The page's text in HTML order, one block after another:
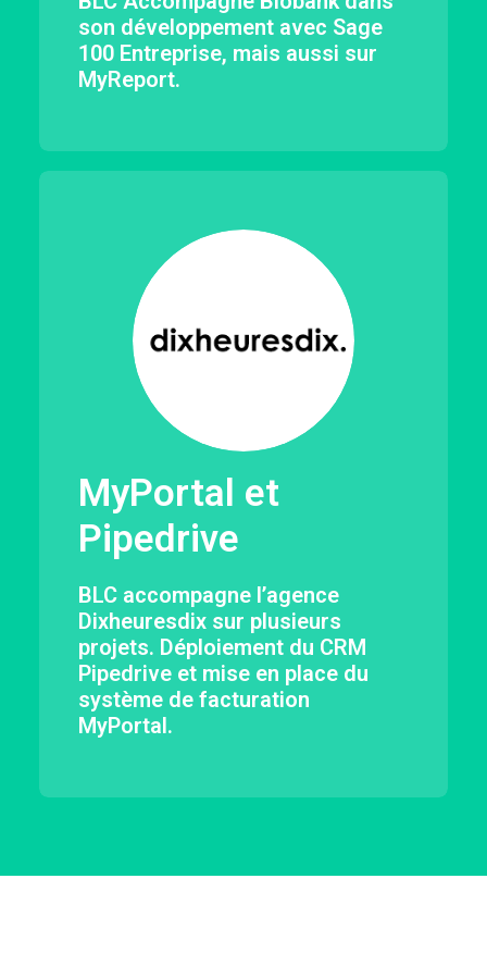
son développement avec Sage
100 Entreprise, mais aussi sur
MyReport.
MyPortal et
Pipedrive
BLC accompagne l’agence
Dixheuresdix sur plusieurs
projets. Déploiement du CRM
Pipedrive et mise en place du
système de facturation
MyPortal.